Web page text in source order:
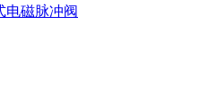
电磁脉冲阀